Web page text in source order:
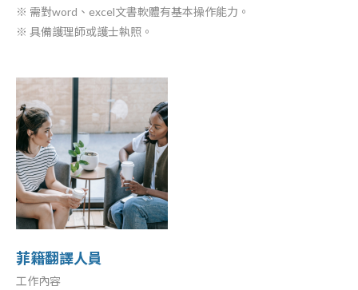
※ 需對word、excel文書軟體有基本操作能力。
※ 具備護理師或護士執照。
菲籍翻譯人員
工作內容